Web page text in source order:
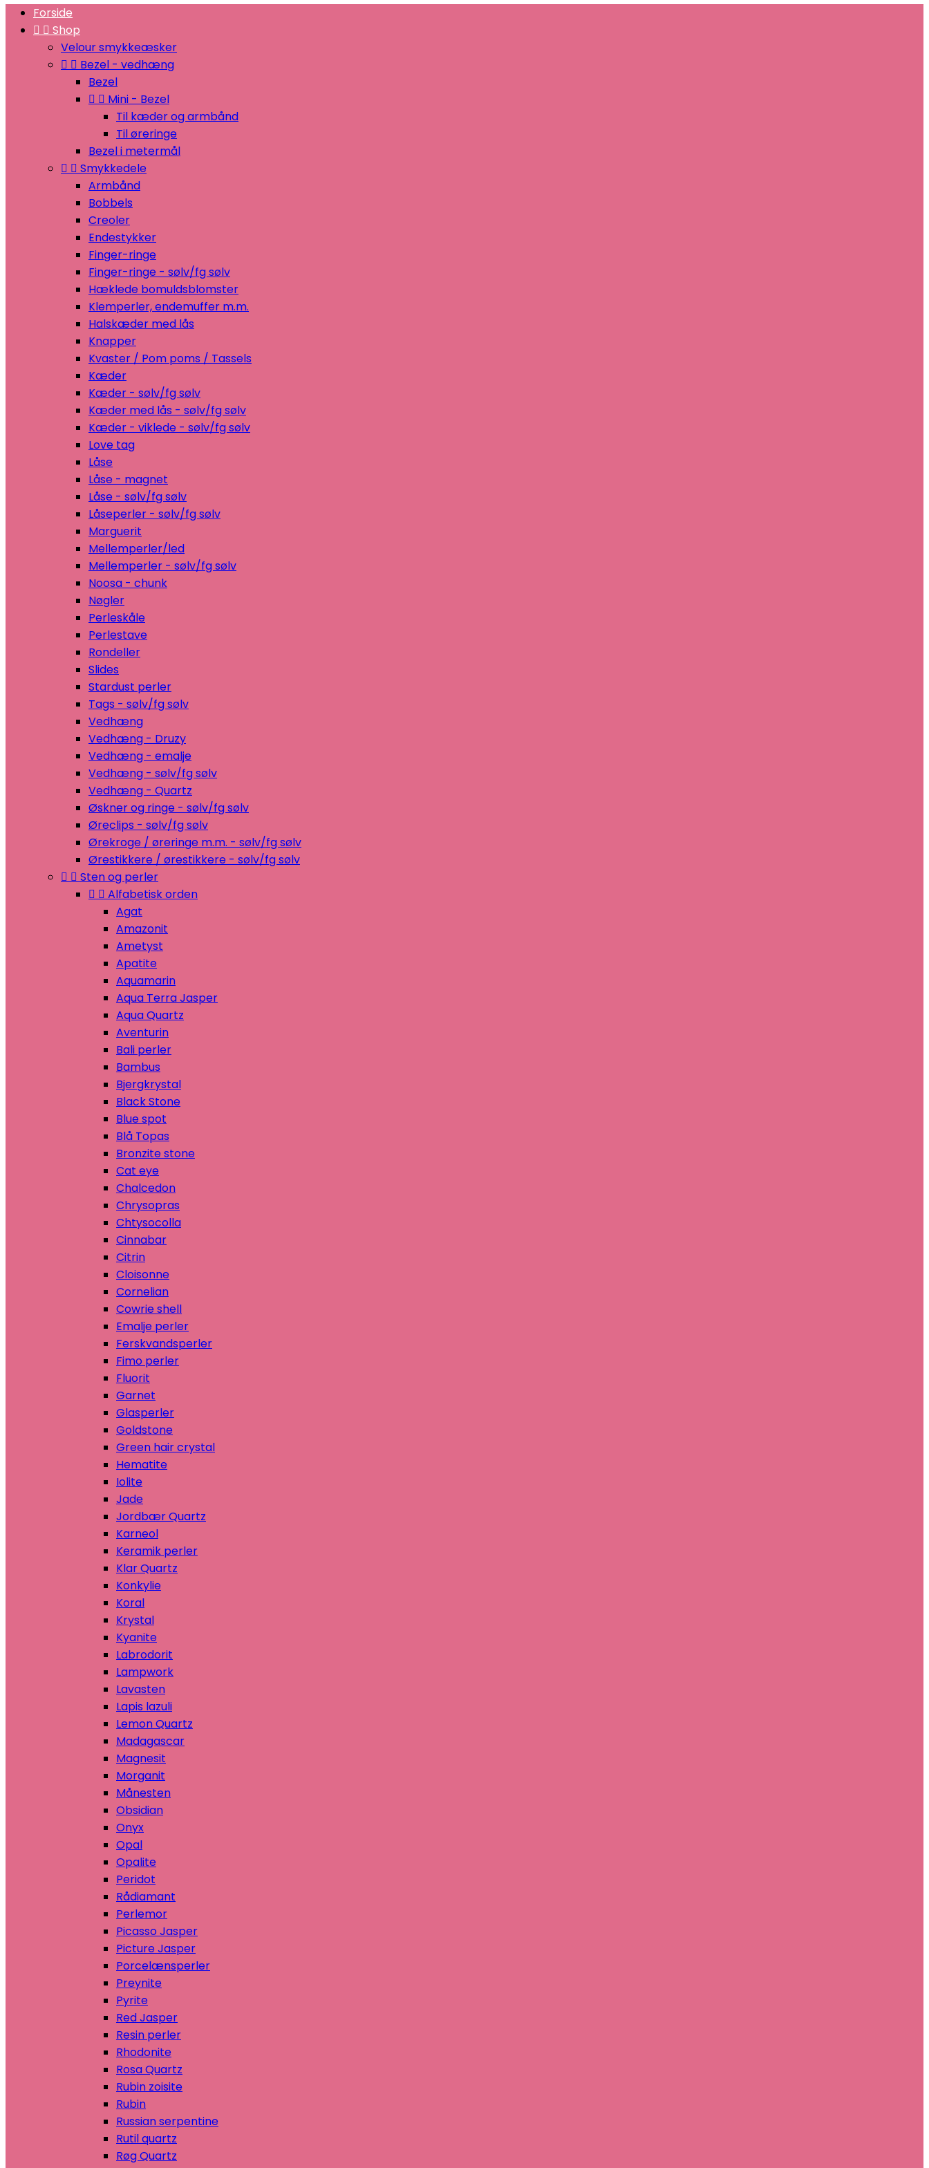
Forside
  Shop
Velour smykkeæsker
  Bezel - vedhæng
Bezel
  Mini - Bezel
Til kæder og armbånd
Til øreringe
Bezel i metermål
  Smykkedele
Armbånd
Bobbels
Creoler
Endestykker
Finger-ringe
Finger-ringe - sølv/fg sølv
Hæklede bomuldsblomster
Klemperler, endemuffer m.m.
Halskæder med lås
Knapper
Kvaster / Pom poms / Tassels
Kæder
Kæder - sølv/fg sølv
Kæder med lås - sølv/fg sølv
Kæder - viklede - sølv/fg sølv
Love tag
Låse
Låse - magnet
Låse - sølv/fg sølv
Låseperler - sølv/fg sølv
Marguerit
Mellemperler/led
Mellemperler - sølv/fg sølv
Noosa - chunk
Nøgler
Perleskåle
Perlestave
Rondeller
Slides
Stardust perler
Tags - sølv/fg sølv
Vedhæng
Vedhæng - Druzy
Vedhæng - emalje
Vedhæng - sølv/fg sølv
Vedhæng - Quartz
Øskner og ringe - sølv/fg sølv
Øreclips - sølv/fg sølv
Ørekroge / øreringe m.m. - sølv/fg sølv
Ørestikkere / ørestikkere - sølv/fg sølv
  Sten og perler
  Alfabetisk orden
Agat
Amazonit
Ametyst
Apatite
Aquamarin
Aqua Terra Jasper
Aqua Quartz
Aventurin
Bali perler
Bambus
Bjergkrystal
Black Stone
Blue spot
Blå Topas
Bronzite stone
Cat eye
Chalcedon
Chrysopras
Chtysocolla
Cinnabar
Citrin
Cloisonne
Cornelian
Cowrie shell
Emalje perler
Ferskvandsperler
Fimo perler
Fluorit
Garnet
Glasperler
Goldstone
Green hair crystal
Hematite
Iolite
Jade
Jordbær Quartz
Karneol
Keramik perler
Klar Quartz
Konkylie
Koral
Krystal
Kyanite
Labrodorit
Lampwork
Lavasten
Lapis lazuli
Lemon Quartz
Madagascar
Magnesit
Morganit
Månesten
Obsidian
Onyx
Opal
Opalite
Peridot
Rådiamant
Perlemor
Picasso Jasper
Picture Jasper
Porcelænsperler
Preynite
Pyrite
Red Jasper
Resin perler
Rhodonite
Rosa Quartz
Rubin zoisite
Rubin
Russian serpentine
Rutil quartz
Røg Quartz